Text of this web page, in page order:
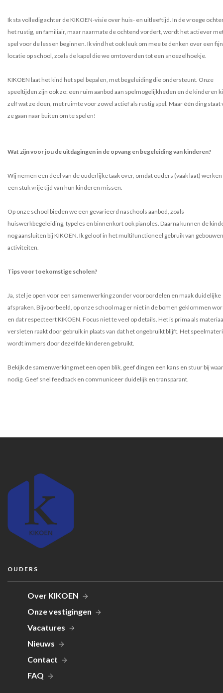
Ik sta volledig achter de KIKOEN-visie over huis- en uitleeftijd. In de vroege
het rustig, en familiair, maar naarmate de ochtend vordert, wordt het actiever
spel voor de lessen beginnen. Ik vind het ook leuk om mee te denken over een
locatie op school, zoals de kapel die we omtoverden tot een snoezelhoekje.
KIKOEN laat het kind het spel bepalen, met begeleiding die ondersteunt. Onze
speeltijden zijn ook zo: een ruim aanbod aan spelmogelijkheden en de kinderen
zelf wat ze doen, met ruimte voor zowel actief als rustig spel. Maar één ding staat
ze gaan naar buiten om te spelen!
Wat zijn voor jou de uitdagingen in de opvang en begeleiding van kinderen?
Wij nemen een deel van de ouderlijke taak over, omdat ouders (vaak laat) werken
een stuk vrije tijd van hun kinderen missen.
Op onze school bieden we een gevarieerd naschools aanbod, zoals
huiswerkbegeleiding, typeles en binnenkort ook pianoles. Daarna kunnen de
nog aansluiten bij KIKOEN. Ik geloof in het multifunctioneel gebruik van
activiteiten.
Tips voor toekomstige scholen?
Ja, stel je open voor een samenwerking zonder vooroordelen en maak duidelijke
afspraken. Bijvoorbeeld, op onze school mag er niet in de bomen geklommen
en dat respecteert KIKOEN. Focus niet te veel op details. Het is prima als
versleten raakt door gebruik in plaats van dat het ongebruikt blijft. Het
wordt immers door dezelfde kinderen gebruikt.
Bekijk de samenwerking met een open blik, geef dingen een kans en stuur bij waar
nodig. Geef snel feedback en communiceer duidelijk en transparant.
OUDERS
Over KIKOEN
Onze vestigingen
Vacatures
Nieuws
Contact
FAQ